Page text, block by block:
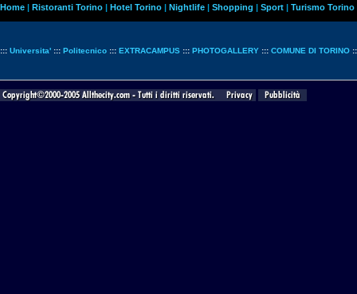
Home | Ristoranti Torino | Hotel Torino | Nightlife | Shopping | Sport | Turismo Torino
::: Universita' ::: Politecnico ::: EXTRACAMPUS ::: PHOTOGALLERY ::: COMUNE DI TORINO